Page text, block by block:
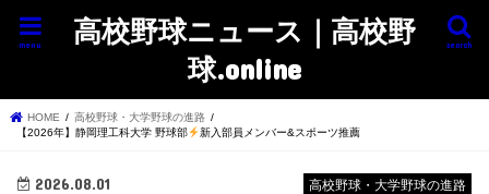
高校野球ニュース｜高校野
球.online
search
menu
HOME
高校野球・大学野球の進路
【2026年】静岡理工科大学 野球部
新入部員メンバー&スポーツ推薦
高校野球・大学野球の進路
2026.08.01